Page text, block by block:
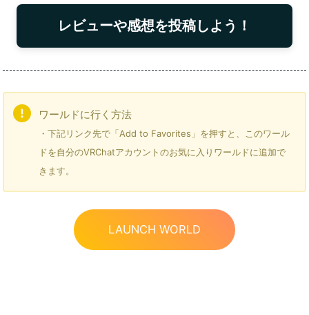
レビューや感想を投稿しよう！
ワールドに行く方法
・下記リンク先で「Add to Favorites」を押すと、このワール
ドを自分のVRChatアカウントのお気に入りワールドに追加で
きます。
LAUNCH WORLD